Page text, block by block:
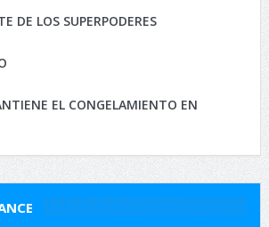
DE LOS SUPERPODERES
EL CONGELAMIENTO EN